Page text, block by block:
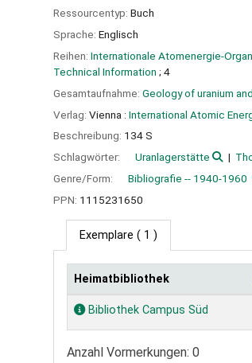
Ressourcentyp: Buch
Sprache: Englisch
Reihen: Internationale Atomenergie-
Technical Information ; 4
Gesamtaufnahme: Geology of uranium
Verlag: Vienna : International Atomic
Beschreibung: 134 S
Schlagwörter:
Uranlagerstätte
Genre/Form:
Bibliografie -- 1940-1960
PPN: 1115231650
Exemplare ( 1 )
Exemplare
Heimatbibliothek
Bibliothek Campus Süd
Anzahl Vormerkungen: 0